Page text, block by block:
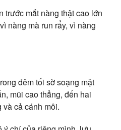
trước mắt nàng thật cao lớn
nàng mà run rẩy, vì nàng
đêm tối sờ soạng mặt
mũi cao thẳng, đến hai
và cả cánh môi.